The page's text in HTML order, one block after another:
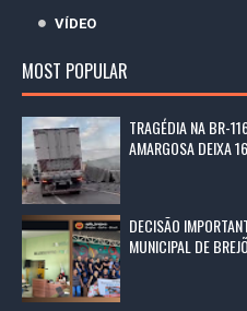
VÍDEO
MOST POPULAR
TRAGÉDIA NA BR-
AMARGOSA DEIXA
DECISÃO
MUNICIPAL DE